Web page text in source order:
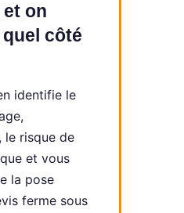
on
côté
identifie le
le risque de
et vous
la pose
ferme sous